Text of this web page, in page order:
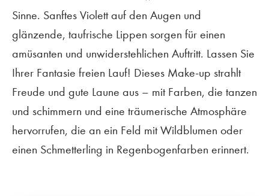
Sinne. Sanftes Violett auf den Augen und
glänzende, taufrische Lippen sorgen für einen
amüsanten und unwiderstehlichen Auftritt. Lassen Sie
Ihrer Fantasie freien Lauf! Dieses Make-up strahlt
Freude und gute Laune aus – mit Farben, die tanzen
und schimmern und eine träumerische Atmosphäre
hervorrufen, die an ein Feld mit Wildblumen oder
einen Schmetterling in Regenbogenfarben erinnert.